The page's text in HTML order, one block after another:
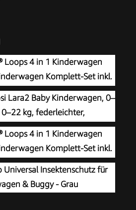
Loops 4 in 1 Kinderwagen
Komplett-Set inkl.
& Buggy Sportsitz & Auto-
Wickeltasche
ECE R129,
Lara2 Baby Kinderwagen, 0–
0–22 kg, federleichter,
Buggy, 3 Liegepositionen,
klein zusammenklappbar,
Black
Loops 4 in 1 Kinderwagen
Komplett-Set inkl.
& Buggy Sportsitz & Auto-
Wickeltasche
ECE R129,
Universal Insektenschutz für
& Buggy - Grau